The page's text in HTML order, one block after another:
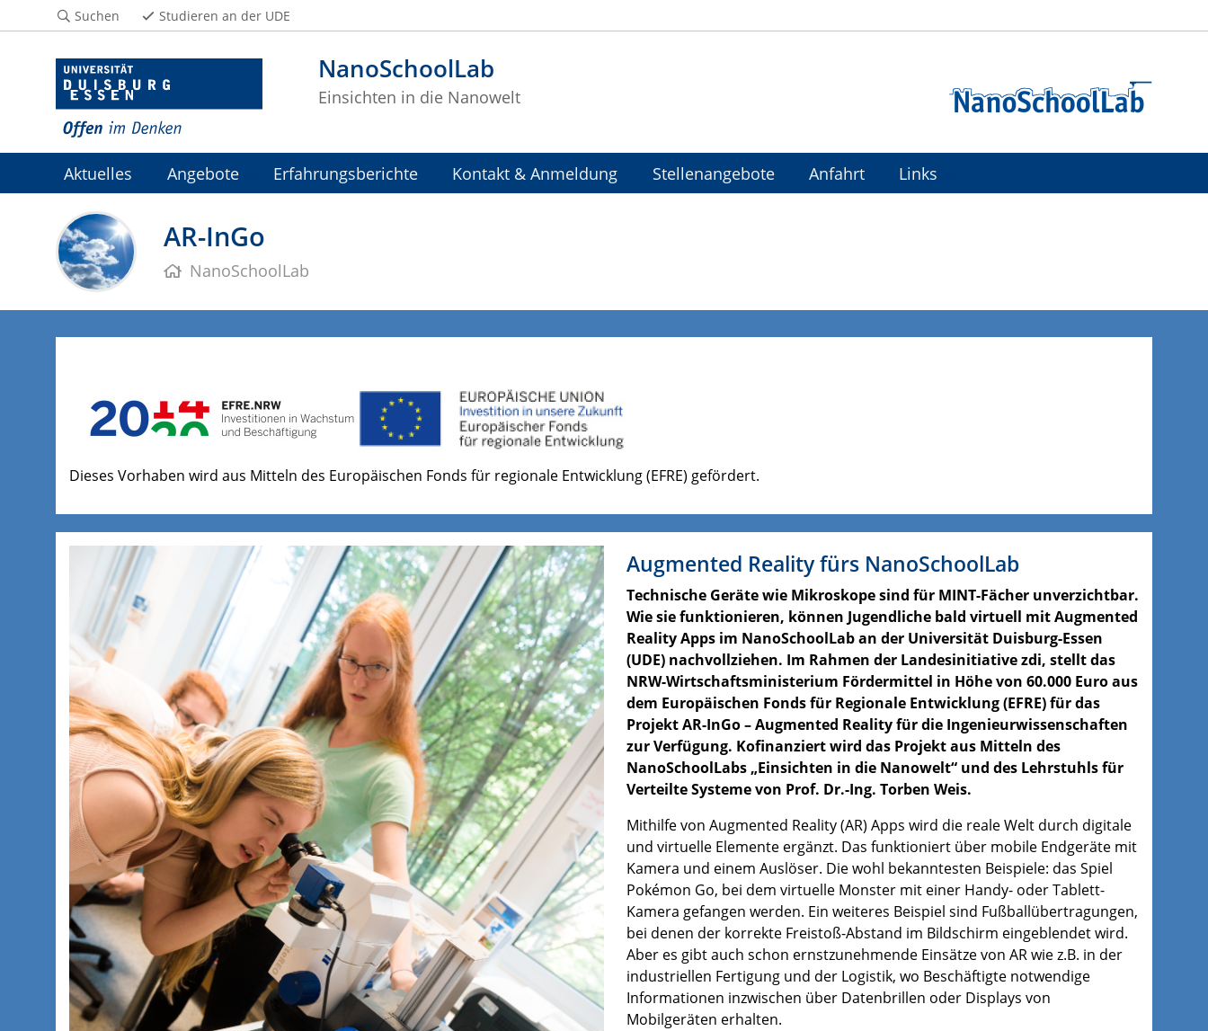
NanoSchoolLab
Einsichten in die Nanowelt
Suchen Studieren an der UDE
Aktuelles Angebote Erfahrungsberichte Kontakt & Anmeldung Stellenangebote Anfahrt Links
AR-InGo
NanoSchoolLab
Dieses Vorhaben wird aus Mitteln des Europäischen Fonds für regionale Entwicklung (EFRE) gefördert.
Augmented Reality fürs NanoSchoolLab
Technische Geräte wie Mikroskope sind für MINT-Fächer unverzichtbar.
Wie sie funktionieren, können Jugendliche bald virtuell mit Augmented
Reality Apps im NanoSchoolLab an der Universität Duisburg-Essen
(UDE) nachvollziehen. Im Rahmen der Landesinitiative zdi, stellt das
NRW-Wirtschaftsministerium Fördermittel in Höhe von 60.000 Euro aus
dem Europäischen Fonds für Regionale Entwicklung (EFRE) für das
Projekt AR-InGo – Augmented Reality für die Ingenieurwissenschaften
zur Verfügung. Kofinanziert wird das Projekt aus Mitteln des
NanoSchoolLabs „Einsichten in die Nanowelt“ und des Lehrstuhls für
Verteilte Systeme von Prof. Dr.-Ing. Torben Weis.
Mithilfe von Augmented Reality (AR) Apps wird die reale Welt durch digitale
und virtuelle Elemente ergänzt. Das funktioniert über mobile Endgeräte mit
Kamera und einem Auslöser. Die wohl bekanntesten Beispiele: das Spiel
Pokémon Go, bei dem virtuelle Monster mit einer Handy- oder Tablett-
Kamera gefangen werden. Ein weiteres Beispiel sind Fußballübertragungen,
bei denen der korrekte Freistoß-Abstand im Bildschirm eingeblendet wird.
Aber es gibt auch schon ernstzunehmende Einsätze von AR wie z.B. in der
industriellen Fertigung und der Logistik, wo Beschäftigte notwendige
Informationen inzwischen über Datenbrillen oder Displays von
Mobilgeräten erhalten.